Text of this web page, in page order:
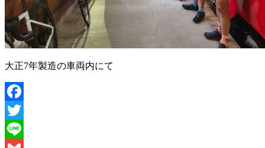
大正7年製造の車両内にて
Facebook
Twitter